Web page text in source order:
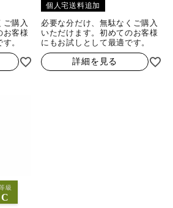
ご購入
お客様
。
個人宅送料追加
必要な分だけ、無駄なくご購入
いただけます。初めてのお客様
にもお試しとして最適です。
詳細を見る
級
C